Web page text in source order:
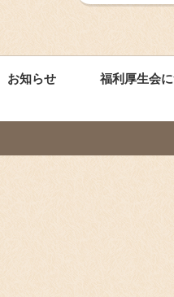
お知らせ 福利厚生会